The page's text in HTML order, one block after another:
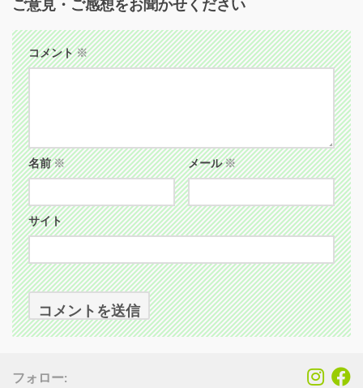
ご意見・ご感想をお聞かせください
コメント※
名前※ メール※
サイト
フォロー: